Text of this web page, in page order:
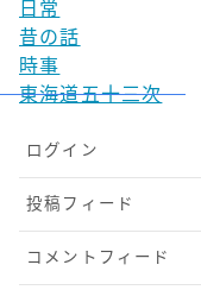
日常
昔の話
時事
東海道五十三次
ログイン
投稿フィード
コメントフィード